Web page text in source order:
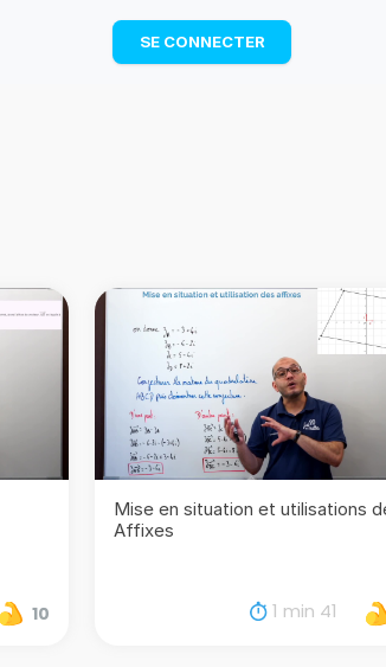
TÉLÉCHARGER
SE CONNECTER
10
Mise en situation et utilisations
Affixes
1 min 41